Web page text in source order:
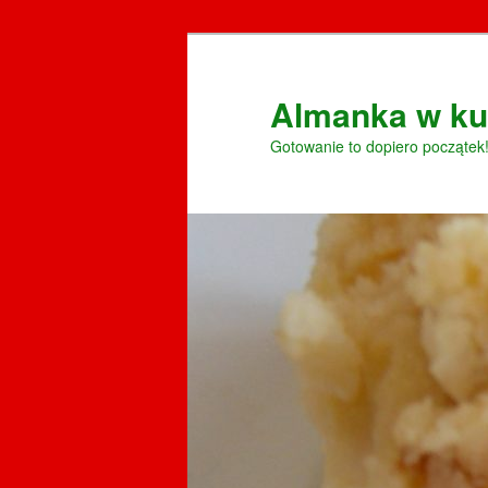
Almanka w
Gotowanie to dopiero początek!